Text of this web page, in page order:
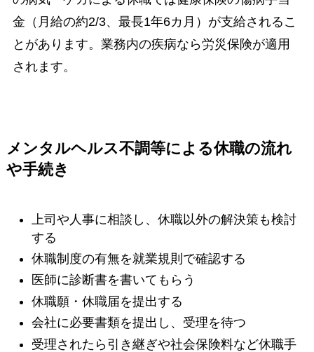
金（月給の約2/3、最長1年6カ月）が支給されるこ
とがあります。業務内の疾病なら労災保険が適用
されます。
メンタルヘルス不調等による休職の流れ
や手続き
上司や人事に相談し、休職以外の解決策も検討
する
休職制度の有無を就業規則で確認する
医師に診断書を書いてもらう
休職願・休職届を提出する
会社に必要書類を提出し、受理を待つ
受理されたら引き継ぎや社会保険料など休職手